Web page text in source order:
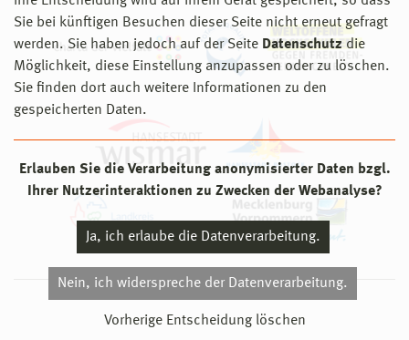
Sie bei künftigen Besuchen dieser Seite nicht erneut gefragt
werden. Sie haben jedoch auf der Seite Datenschutz die
Möglichkeit, diese Einstellung anzupassen oder zu löschen.
Sie finden dort auch weitere Informationen zu den
gespeicherten Daten.
Erlauben Sie die Verarbeitung anonymisierter Daten bzgl.
Ihrer Nutzerinteraktionen zu Zwecken der Webanalyse?
Ja, ich erlaube die Datenverarbeitung.
Nein, ich widerspreche der Datenverarbeitung.
Vorherige Entscheidung löschen
© 2026 Hochschule Wismar